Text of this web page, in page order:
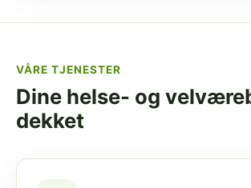
VÅRE TJENESTER
Dine helse- og
dekket